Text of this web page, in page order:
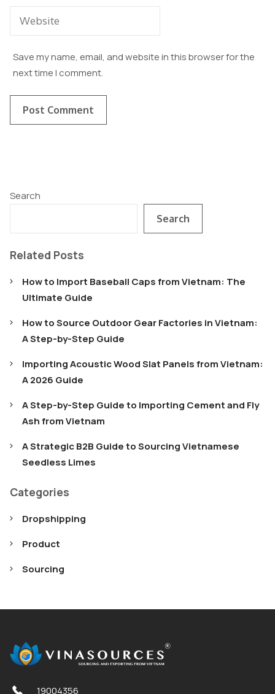
Save my name, email, and website in this browser for the
next time I comment.
Search
Search
Related Posts
How to Import Baseball Caps from Vietnam: The
Ultimate Guide
How to Source Outdoor Gear Factories in Vietnam:
A Step-by-Step Guide
Importing Acoustic Wood Slat Panels from Vietnam:
A 2026 Guide
A Step-by-Step Guide to Importing Cement and Fly
Ash from Vietnam
A Strategic B2B Guide to Sourcing Vietnamese
Seedless Limes
Categories
Dropshipping
Product
Sourcing
19004356